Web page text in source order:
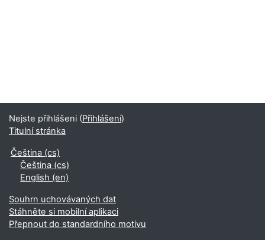
Nejste přihlášeni (Přihlášení)
Titulní stránka
Čeština ‎(cs)‎
Čeština ‎(cs)‎
English ‎(en)‎
Souhrn uchovávaných dat
Stáhněte si mobilní aplikaci
Přepnout do standardního motivu